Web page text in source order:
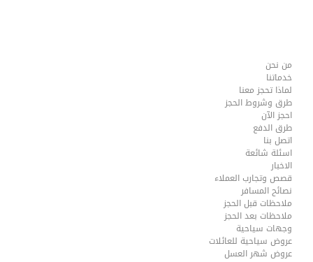
من نحن
خدماتنا
لماذا تحجز معنا
طرق وشروط الحجز
احجز الآن
طرق الدفع
اتصل بنا
اسئلة شائعة
الاخبار
قصص وتجارب العملاء
نصائح المسافر
ملاحظات قبل الحجز
ملاحظات بعد الحجز
وجهات سياحية
عروض سياحية للعائلات
عروض شهر العسل